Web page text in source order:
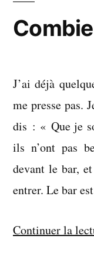
J’ai déjà
me presse pas.
dis : « Que je
ils n’ont pas
devant le bar,
entrer. Le bar
Continuer la